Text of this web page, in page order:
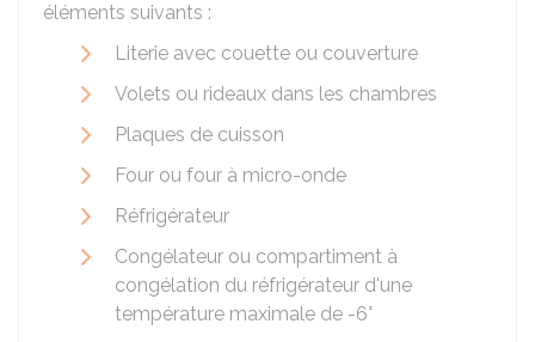
éléments suivants :
Literie avec couette ou couverture
Volets ou rideaux dans les chambres
Plaques de cuisson
Four ou four à micro-onde
Réfrigérateur
Congélateur ou compartiment à
congélation du réfrigérateur d'une
température maximale de -6°